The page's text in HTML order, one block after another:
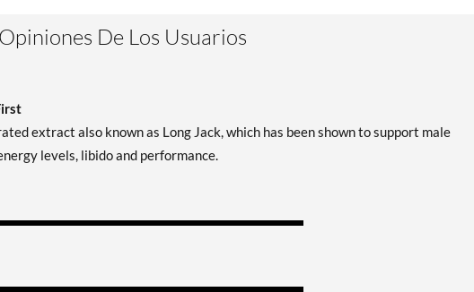
Opiniones De Los Usuarios
extract also known as Long Jack, which has been shown to support male
levels, libido and performance.